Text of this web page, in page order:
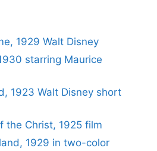
1929 Walt Disney
starring Maurice
1923 Walt Disney short
the Christ, 1925 film
1929 in two-color